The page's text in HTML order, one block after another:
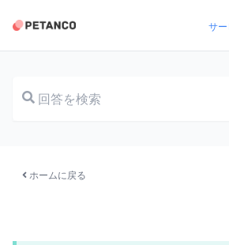
ドキュメント サ
ホームに戻る